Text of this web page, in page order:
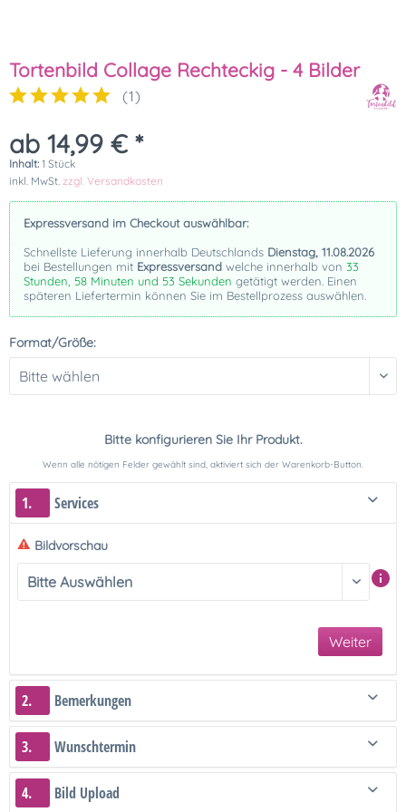
Tortenbild Collage Rechteckig - 4 Bilder
(1)
ab 14,99 € *
Inhalt: 1 Stück
inkl. MwSt. zzgl. Versandkosten
Expressversand im Checkout auswählbar:
Schnellste Lieferung innerhalb Deutschlands Dienstag, 11.08.2026
bei Bestellungen mit Expressversand welche innerhalb von 33
Stunden, 58 Minuten und 52 Sekunden getätigt werden. Einen
späteren Liefertermin können Sie im Bestellprozess auswählen.
Format/Größe:
Bitte konfigurieren Sie Ihr Produkt.
Wenn alle nötigen Felder gewählt sind, aktiviert sich der Warenkorb-Button.
1. Services
Bildvorschau
Weiter
2. Bemerkungen
3. Wunschtermin
4. Bild Upload